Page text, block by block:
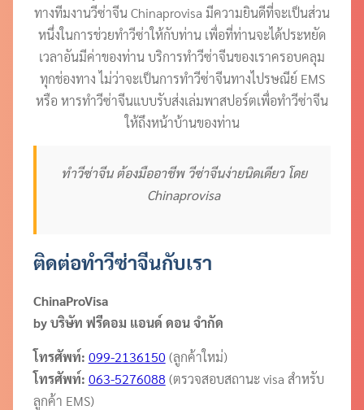
ทางทีมงานวีซ่าจีน Chinaprovisa มีความยินดีที่จะเป็นส่วน
หนึ่งในการช่วยทำวีซ่าให้กับท่าน เพื่อที่ท่านจะได้ประหยัด
เวลาอันมีค่าของท่าน บริการทำวีซ่าจีนของเราครอบคลุม
ทุกช่องทาง ไม่ว่าจะเป็นการทำวีซ่าจีนทางไปรษณีย์ EMS
หรือ หารทำวีซ่าจีนแบบรับส่งเล่มพาสปอร์ตเพื่อทำวีซ่าจีน
ให้ถึงหน้าบ้านของท่าน
ทำวีซ่าจีน ต้องมืออาชีพ วีซ่าจีนง่ายนิดเดียว โดย
Chinaprovisa
ติดต่อทำวีซ่าจีนกับเรา
ChinaProVisa
by บริษัท ฟรีดอม แอนด์ ดอน จำกัด
โทรศัพท์: 099-2136150 (ลูกค้าใหม่)
โทรศัพท์: 063-5276088 (ตรวจสอบสถานะ visa สำหรับ
ลูกค้า EMS)